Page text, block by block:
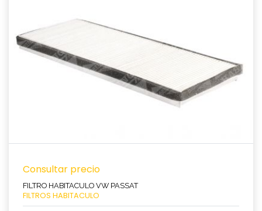
Ver producto
Consultar precio
FILTRO HABITACULO VW PASSAT
FILTROS HABITACULO